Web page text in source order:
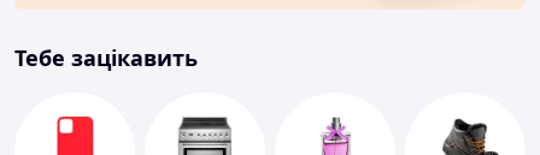
Тебе зацікавить